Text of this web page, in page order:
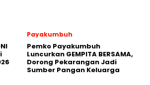
Payakumbuh
Pemko Payakumbuh
Luncurkan GEMPITA BERSAMA,
Dorong Pekarangan Jadi
Sumber Pangan Keluarga